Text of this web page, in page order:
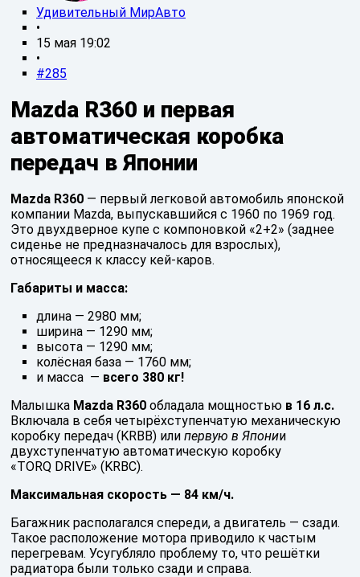
Удивительный МирАвто
•
15 мая 19:02
•
#285
Mazda R360 и первая
автоматическая коробка
передач в Японии
Mazda R360 — первый легковой автомобиль японской
компании Mazda, выпускавшийся с 1960 по 1969 год.
Это двухдверное купе с компоновкой «2+2» (заднее
сиденье не предназначалось для взрослых),
относящееся к классу кей-каров.
Габариты и масса:
длина — 2980 мм;
ширина — 1290 мм;
высота — 1290 мм;
колёсная база — 1760 мм;
и масса — всего 380 кг!
Малышка Mazda R360 обладала мощностью в 16 л.с.
Включала в себя четырёхступенчатую механическую
коробку передач (KRBB) или первую в Японии
двухступенчатую автоматическую коробку
«TORQ DRIVE» (KRBC).
Максимальная скорость — 84 км/ч.
Багажник располагался спереди, а двигатель — сзади.
Такое расположение мотора приводило к частым
перегревам. Усугубляло проблему то, что решётки
радиатора были только сзади и справа.